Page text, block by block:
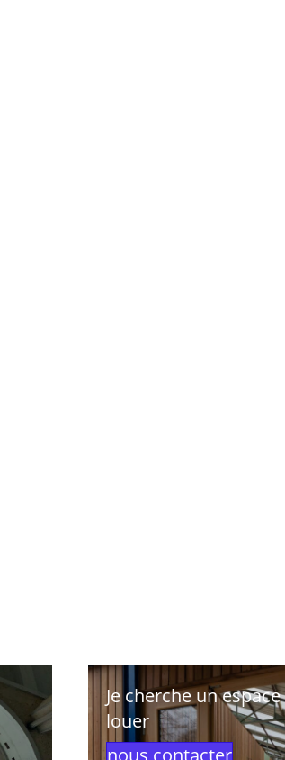
Je cherche un espace
louer